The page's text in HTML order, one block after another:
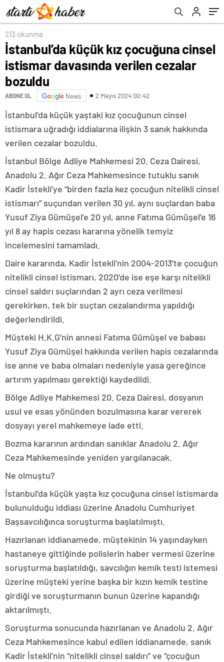
213 okunma
İstanbul’da küçük kız çocuğuna cinsel
istismar davasında verilen cezalar
bozuldu
ABONE OL News 2 Mayıs 2024 00:42
İstanbul’da küçük yaştaki kız çocuğunun cinsel
istismara uğradığı iddialarına ilişkin 3 sanık hakkında
verilen cezalar bozuldu.
İstanbul Bölge Adliye Mahkemesi 20. Ceza Dairesi,
Anadolu 2. Ağır Ceza Mahkemesince tutuklu sanık
Kadir İstekli’ye “birden fazla kez çocuğun nitelikli cinsel
istismarı” suçundan verilen 30 yıl, aynı suçlardan baba
Yusuf Ziya Gümüşel’e 20 yıl, anne Fatıma Gümüşel’e 16
yıl 8 ay hapis cezası kararına yönelik temyiz
incelemesini tamamladı.
Daire kararında, Kadir İstekli’nin 2004-2013’te çocuğun
nitelikli cinsel istismarı, 2020’de ise eşe karşı nitelikli
cinsel saldırı suçlarından 2 ayrı ceza verilmesi
gerekirken, tek bir suçtan cezalandırma yapıldığı
değerlendirildi.
Müşteki H.K.G’nin annesi Fatıma Gümüşel ve babası
Yusuf Ziya Gümüşel hakkında verilen hapis cezalarında
ise anne ve baba olmaları nedeniyle yasa gereğince
artırım yapılması gerektiği kaydedildi.
Bölge Adliye Mahkemesi 20. Ceza Dairesi, dosyanın
usul ve esas yönünden bozulmasına karar vererek
dosyayı yerel mahkemeye iade etti.
Bozma kararının ardından sanıklar Anadolu 2. Ağır
Ceza Mahkemesinde yeniden yargılanacak.
Ne olmuştu?
İstanbul’da küçük yaşta kız çocuğuna cinsel istismarda
bulunulduğu iddiası üzerine Anadolu Cumhuriyet
Başsavcılığınca soruşturma başlatılmıştı.
Hazırlanan iddianamede, müştekinin 14 yaşındayken
hastaneye gittiğinde polislerin haber vermesi üzerine
soruşturma başlatıldığı, savcılığın kemik testi istemesi
üzerine müşteki yerine başka bir kızın kemik testine
girdiği ve soruşturmanın bunun üzerine kapandığı
aktarılmıştı.
Soruşturma sonucunda hazırlanan ve Anadolu 2. Ağır
Ceza Mahkemesince kabul edilen iddianamede, sanık
Kadir İstekli’nin “nitelikli cinsel saldırı” ve “çocuğun